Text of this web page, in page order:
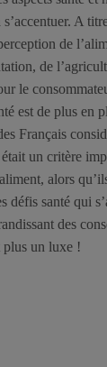
A
de
de
le
est de plus en
Français
un critère
alors
défis santé qui
des
plus un luxe !